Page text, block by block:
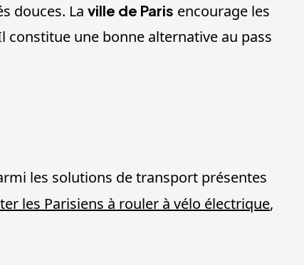
douces. La ville de Paris encourage les
une bonne alternative au pass
les solutions de transport présentes
les Parisiens à rouler à vélo électrique,